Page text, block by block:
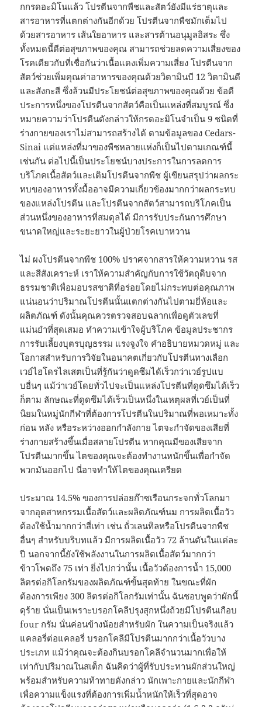
กกรดอะมิโนแล้ว โปรตีนจากพืชและสัตว์ยังมีแร่ธาตุและ
สารอาหารที่แตกต่างกันอีกด้วย โปรตีนจากพืชมักเต็มไป
ด้วยสารอาหาร เส้นใยอาหาร และสารต้านอนุมูลอิสระ ซึ่ง
ทั้งหมดนี้ดีต่อสุขภาพของคุณ สามารถช่วยลดความเสี่ยงของ
โรคเดียวกับที่เชื่อกันว่าเนื้อแดงเพิ่มความเสี่ยง โปรตีนจาก
สัตว์ช่วยเพิ่มคุณค่าอาหารของคุณด้วยวิตามินบี 12 วิตามินดี
และสังกะสี ซึ่งล้วนมีประโยชน์ต่อสุขภาพของคุณด้วย ข้อดี
ประการหนึ่งของโปรตีนจากสัตว์คือเป็นแหล่งที่สมบูรณ์ ซึ่ง
หมายความว่าโปรตีนดังกล่าวให้กรดอะมิโนจำเป็น 9 ชนิดที่
ร่างกายของเราไม่สามารถสร้างได้ ตามข้อมูลของ Cedars-
Sinai แต่แหล่งที่มาของพืชหลายแห่งก็เป็นไปตามเกณฑ์นี้
เช่นกัน ต่อไปนี้เป็นประโยชน์บางประการในการลดการ
บริโภคเนื้อสัตว์และเติมโปรตีนจากพืช ผู้เขียนสรุปว่าผลกระ
ทบของอาหารทั้งมื้ออาจมีความเกี่ยวข้องมากกว่าผลกระทบ
ของแหล่งโปรตีน และโปรตีนจากสัตว์สามารถบริโภคเป็น
ส่วนหนึ่งของอาหารที่สมดุลได้ มีการรับประกันการศึกษา
ขนาดใหญ่และระยะยาวในผู้ป่วยโรคเบาหวาน
ไม่ ผงโปรตีนจากพืช 100% ปราศจากสารให้ความหวาน รส
และสีสังเคราะห์ เราให้ความสำคัญกับการใช้วัตถุดิบจาก
ธรรมชาติเพื่อมอบรสชาติที่อร่อยโดยไม่กระทบต่อคุณภาพ
แน่นอนว่าปริมาณโปรตีนนั้นแตกต่างกันไปตามยี่ห้อและ
ผลิตภัณฑ์ ดังนั้นคุณควรตรวจสอบฉลากเพื่อดูตัวเลขที่
แม่นยำที่สุดเสมอ ทำความเข้าใจผู้บริโภค ข้อมูลประชากร
การรับเลี้ยงบุตรบุญธรรม แรงจูงใจ คำอธิบายหมวดหมู่ และ
โอกาสสำหรับการวิจัยในอนาคตเกี่ยวกับโปรตีนทางเลือก
เวย์ไฮโดรไลเสตเป็นที่รู้กันว่าดูดซึมได้เร็วกว่าเวย์รูปแบ
บอื่นๆ แม้ว่าเวย์โดยทั่วไปจะเป็นแหล่งโปรตีนที่ดูดซึมได้เร็ว
ก็ตาม ลักษณะที่ดูดซึมได้เร็วเป็นหนึ่งในเหตุผลที่เวย์เป็นที่
นิยมในหมู่นักกีฬาที่ต้องการโปรตีนในปริมาณที่พอเหมาะทั้ง
ก่อน หลัง หรือระหว่างออกกำลังกาย ไตจะกำจัดของเสียที่
ร่างกายสร้างขึ้นเมื่อสลายโปรตีน หากคุณมีของเสียจาก
โปรตีนมากขึ้น ไตของคุณจะต้องทำงานหนักขึ้นเพื่อกำจัด
พวกมันออกไป นี่อาจทำให้ไตของคุณเครียด
ประมาณ 14.5% ของการปล่อยก๊าซเรือนกระจกทั่วโลกมา
จากอุตสาหกรรมเนื้อสัตว์และผลิตภัณฑ์นม การผลิตเนื้อวัว
ต้องใช้น้ำมากกว่าสี่เท่า เช่น ถั่วเลนทิลหรือโปรตีนจากพืช
อื่นๆ สำหรับบริบทแล้ว มีการผลิตเนื้อวัว 72 ล้านตันในแต่ละ
ปี นอกจากนี้ยังใช้พลังงานในการผลิตเนื้อสัตว์มากกว่า
ข้าวโพดถึง 75 เท่า ยิ่งไปกว่านั้น เนื้อวัวต้องการน้ำ 15,000
ลิตรต่อกิโลกรัมของผลิตภัณฑ์ขั้นสุดท้าย ในขณะที่ผัก
ต้องการเพียง 300 ลิตรต่อกิโลกรัมเท่านั้น ฉันชอบพูดว่าผักนี้
ดุร้าย นั่นเป็นเพราะบรอกโคลีปรุงสุกหนึ่งถ้วยมีโปรตีนเกือบ
four กรัม นั่นค่อนข้างน้อยสำหรับผัก ในความเป็นจริงแล้ว
แคลอรี่ต่อแคลอรี่ บรอกโคลีมีโปรตีนมากกว่าเนื้อวัวบาง
ประเภท แม้ว่าคุณจะต้องกินบรอกโคลีจำนวนมากเพื่อให้
เท่ากับปริมาณในสเต็ก ฉันคิดว่าผู้ที่รับประทานผักส่วนใหญ่
พร้อมสำหรับความท้าทายดังกล่าว นักเพาะกายและนักกีฬา
เพื่อความแข็งแรงที่ต้องการเพิ่มน้ำหนักให้เร็วที่สุดอาจ